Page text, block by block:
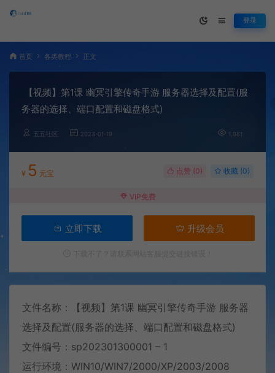
登录
首页 各类教程 正文
【视频】第1课 幽冥引擎传奇手游 服务器选择及配置(服
务器的选择、端口配置和磁盘格式)
五五社区 2023-01-19 1,981
¥ 5 元宝 点赞 (0) 收藏 (0)
VIP免费
立即下载 升级会员
文件名称：【视频】第1课 幽冥引擎传奇手游 服务器
选择及配置(服务器的选择、端口配置和磁盘格式)
文件编号：sp202301300001 – 1
运行环境：WIN10/WIN7/2000/XP/2003/2008